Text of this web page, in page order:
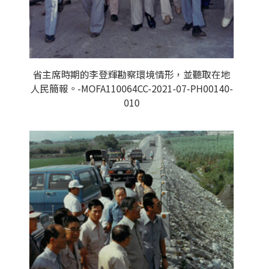
省主席時期的李登輝勘察環境情形，並聽取在地
人民簡報。-MOFA110064CC-2021-07-PH00140-
010